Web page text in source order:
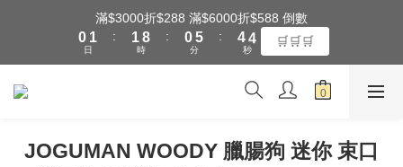
全館滿$3000享『超商』免運費
滿$3000折$288 滿$6000折$588 倒數
0
2
1
0
日
:
2
1
0
9
8
7
2
時
:
1
0
6
5
4
分
:
5
4
3
5
4
3
1
秒
🛒🛒🛒
全館滿$3000享『超商』免運費
JOGUMAN WOODY 臘腸狗 迷你 束口